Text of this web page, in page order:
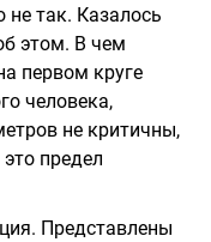
так. Казалось
этом. В чем
первом круге
человека,
не критичны,
предел
Представлены